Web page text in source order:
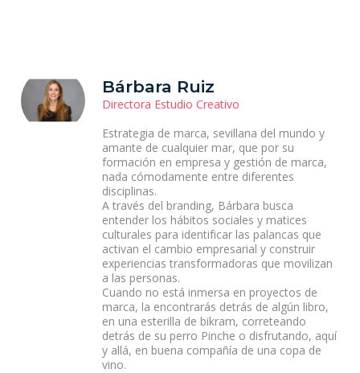
Bárbara Ruiz
Directora Estudio Creativo
Estrategia de marca, sevillana del mundo y
amante de cualquier mar, que por su
formación en empresa y gestión de marca,
nada cómodamente entre diferentes
disciplinas.
A través del branding, Bárbara busca
entender los hábitos sociales y matices
culturales para identificar las palancas que
activan el cambio empresarial y construir
experiencias transformadoras que movilizan
a las personas.
Cuando no está inmersa en proyectos de
marca, la encontrarás detrás de algún libro,
en una esterilla de bikram, correteando
detrás de su perro Pinche o disfrutando, aquí
y allá, en buena compañía de una copa de
vino.